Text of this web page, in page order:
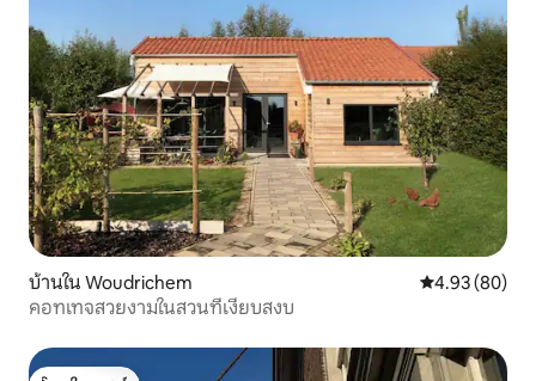
บ้านใน Woudrichem คะแนนเฉลี่ย
4.93 (80)
คอทเทจสวยงามในสวนที่เงียบสงบ